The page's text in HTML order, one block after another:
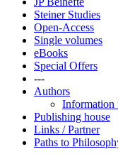
Steiner Studies
Open-Access
Single volumes
eBooks
Special Offers
---
Authors
Information
Publishing house
Links / Partner
Paths to